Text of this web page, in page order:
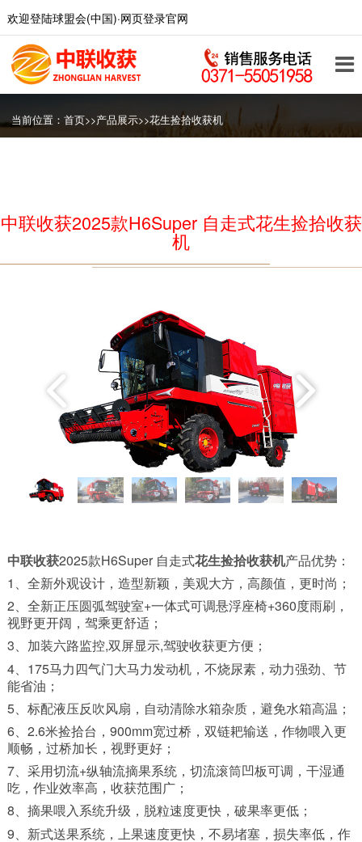
欢迎登陆球盟会(中国)·网页登录官网
当前位置：首页>>产品展示>>花生捡拾收获机
中联收获2025款H6Super 自走式花生捡拾收获
机
中联收获2025款H6Super 自走式花生捡拾收获机产品优势：
1、全新外观设计，造型新颖，美观大方，高颜值，更时尚；
2、全新正压圆弧驾驶室+一体式可调悬浮座椅+360度雨刷，
视野更开阔，驾乘更舒适；
3、加装六路监控,双屏显示,驾驶收获更方便；
4、175马力四气门大马力发动机，不烧尿素，动力强劲、节
能省油；
5、标配液压反吹风扇，自动清除水箱杂质，避免水箱高温；
6、2.6米捡拾台，900mm宽过桥，双链耙输送，作物喂入更
顺畅，过桥加长，视野更好；
7、采用切流+纵轴流摘果系统，切流滚筒凹板可调，干湿通
吃，作业效率高，收获范围广；
8、摘果喂入系统升级，脱粒速度更快，破果率更低；
9、新式送果系统，上果速度更快，不易堵塞，损失率低，作